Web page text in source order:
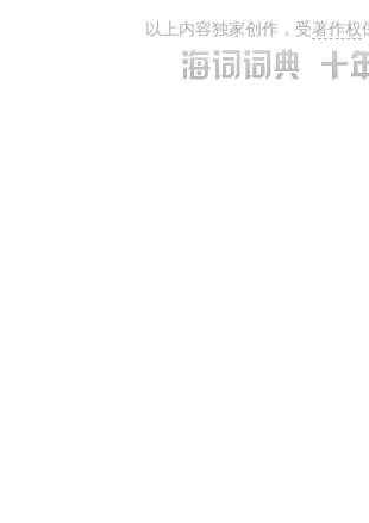
以上内容独家创作，受著作权